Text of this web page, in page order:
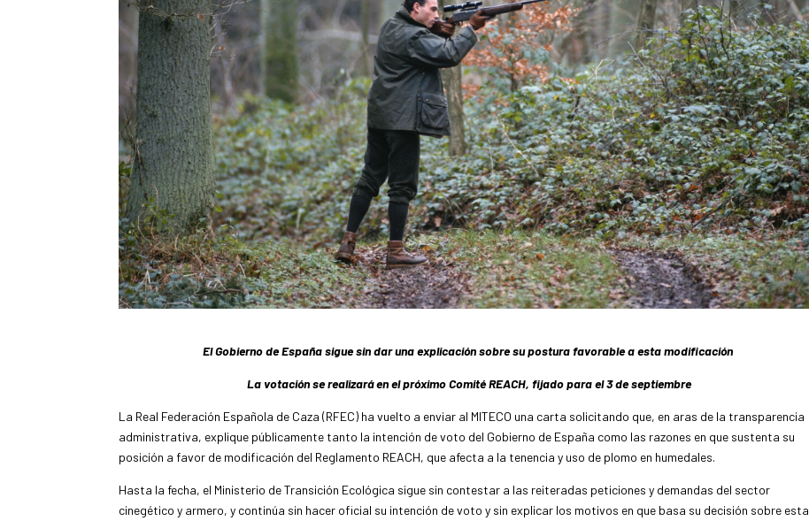
El Gobierno de España sigue sin dar una explicación sobre su postura favorable a esta modificación
La votación se realizará en el próximo Comité REACH, fijado para el 3 de septiembre
La Real Federación Española de Caza (RFEC) ha vuelto a enviar al MITECO una carta solicitando que, en aras de la transparencia
administrativa, explique públicamente tanto la intención de voto del Gobierno de España como las razones en que sustenta su
posición a favor de modificación del Reglamento REACH, que afecta a la tenencia y uso de plomo en humedales.
Hasta la fecha, el Ministerio de Transición Ecológica sigue sin contestar a las reiteradas peticiones y demandas del sector
cinegético y armero, y continúa sin hacer oficial su intención de voto y sin explicar los motivos en que basa su decisión sobre esta